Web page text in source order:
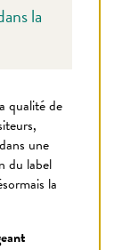
la
qualité de
une
du label
la